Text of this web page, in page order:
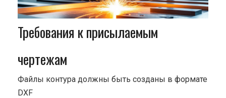
Требования к присылаемым
чертежам
Файлы контура должны быть созданы в формате
DXF